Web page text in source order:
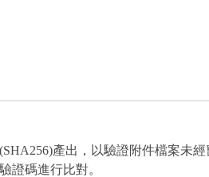
產出，以驗證附件檔案未經
證碼進行比對。